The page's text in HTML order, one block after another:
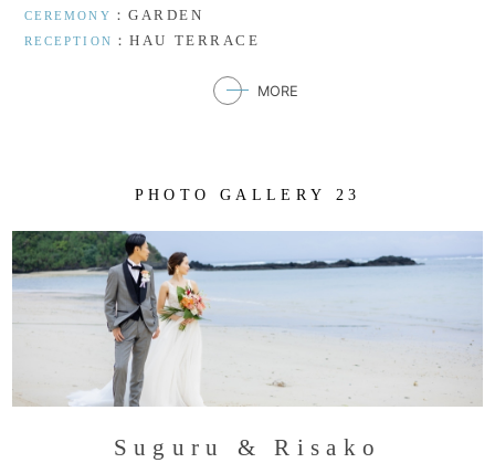
CEREMONY ：GARDEN
RECEPTION ：HAU TERRACE
MORE
P HO TO GA L LE RY 23
Su g uru & R i sa k o